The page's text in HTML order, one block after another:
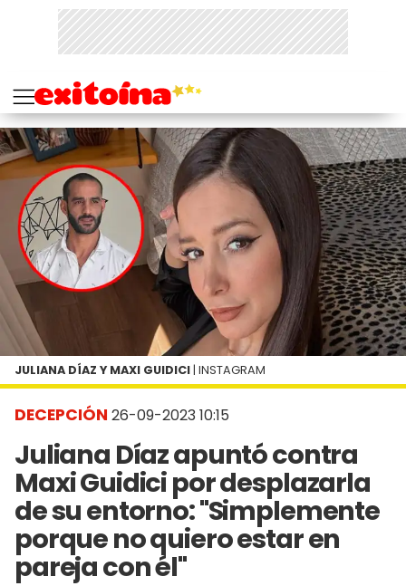
DECEPCIÓN 26-09-2023 10:15
Juliana Díaz apuntó contra
Maxi Guidici por desplazarla
de su entorno: "Simplemente
porque no quiero estar en
pareja con él"
JULIANA DÍAZ Y MAXI GUIDICI | INSTAGRAM